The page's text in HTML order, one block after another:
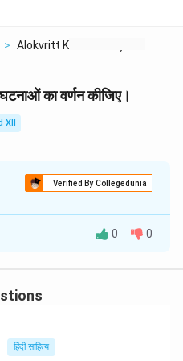
> Alokvritt Khandakavy...
का वर्णन कीजिए।
XII
Verified By Collegedunia
उस समय की सामाजिक और
सिद्धांतों और आदर्शों का
और समाज के भले के लिए
की प्रमुख घटनाएँ
0 0
हिंदी साहित्य